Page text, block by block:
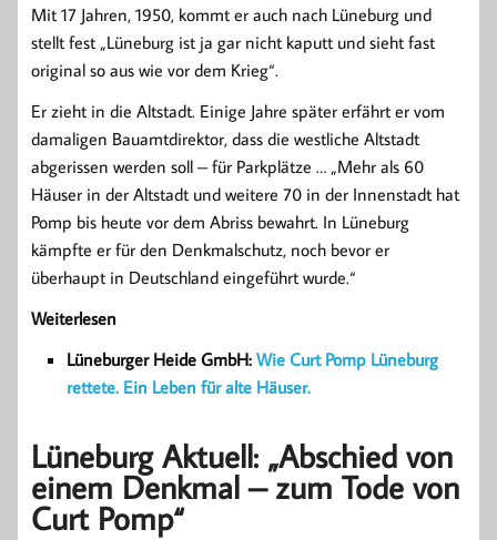
Mit 17 Jahren, 1950, kommt er auch nach Lüneburg und
stellt fest „Lüneburg ist ja gar nicht kaputt und sieht fast
original so aus wie vor dem Krieg“.
Er zieht in die Altstadt. Einige Jahre später erfährt er vom
damaligen Bauamtdirektor, dass die westliche Altstadt
abgerissen werden soll – für Parkplätze … „Mehr als 60
Häuser in der Altstadt und weitere 70 in der Innenstadt hat
Pomp bis heute vor dem Abriss bewahrt. In Lüneburg
kämpfte er für den Denkmalschutz, noch bevor er
überhaupt in Deutschland eingeführt wurde.“
Weiterlesen
Lüneburger Heide GmbH: Wie Curt Pomp Lüneburg
rettete. Ein Leben für alte Häuser.
Lüneburg Aktuell: „Abschied von
einem Denkmal – zum Tode von
Curt Pomp“